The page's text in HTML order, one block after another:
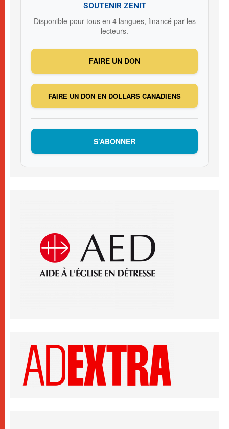
SOUTENIR ZENIT
Disponible pour tous en 4 langues, financé par les
lecteurs.
FAIRE UN DON
FAIRE UN DON EN DOLLARS CANADIENS
S’ABONNER